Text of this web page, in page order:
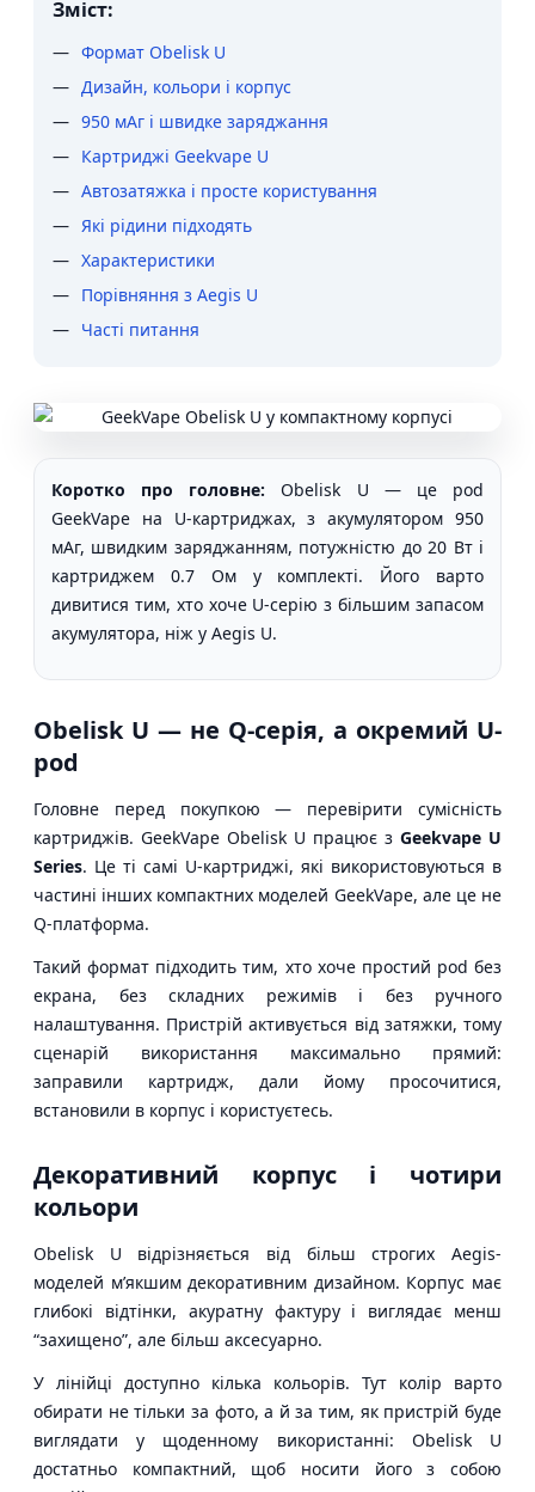
Зміст:
Формат Obelisk U
Дизайн, кольори і корпус
950 мАг і швидке заряджання
Картриджі Geekvape U
Автозатяжка і просте користування
Які рідини підходять
Характеристики
Порівняння з Aegis U
Часті питання
Коротко про головне: Obelisk U — це pod
GeekVape на U-картриджах, з акумулятором 950
мАг, швидким заряджанням, потужністю до 20 Вт і
картриджем 0.7 Ом у комплекті. Його варто
дивитися тим, хто хоче U-серію з більшим запасом
акумулятора, ніж у Aegis U.
Obelisk U — не Q-серія, а окремий U-
pod
Головне перед покупкою — перевірити сумісність
картриджів. GeekVape Obelisk U працює з Geekvape U
Series. Це ті самі U-картриджі, які використовуються в
частині інших компактних моделей GeekVape, але це не
Q-платформа.
Такий формат підходить тим, хто хоче простий pod без
екрана, без складних режимів і без ручного
налаштування. Пристрій активується від затяжки, тому
сценарій використання максимально прямий:
заправили картридж, дали йому просочитися,
встановили в корпус і користуєтесь.
Декоративний корпус і чотири
кольори
Obelisk U відрізняється від більш строгих Aegis-
моделей м’якшим декоративним дизайном. Корпус має
глибокі відтінки, акуратну фактуру і виглядає менш
“захищено”, але більш аксесуарно.
У лінійці доступно кілька кольорів. Тут колір варто
обирати не тільки за фото, а й за тим, як пристрій буде
виглядати у щоденному використанні: Obelisk U
достатньо компактний, щоб носити його з собою